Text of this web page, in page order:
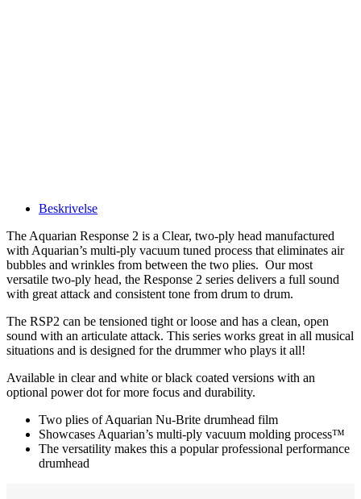
Beskrivelse
The Aquarian Response 2 is a Clear, two-ply head manufactured
with Aquarian’s multi-ply vacuum tuned process that eliminates air
bubbles and wrinkles from between the two plies. Our most
versatile two-ply head, the Response 2 series delivers a full sound
with great attack and consistent tone from drum to drum.
The RSP2 can be tensioned tight or loose and has a clean, open
sound with an articulate attack. This series works great in all musical
situations and is designed for the drummer who plays it all!
Available in clear and white or black coated versions with an
optional power dot for more focus and durability.
Two plies of Aquarian Nu-Brite drumhead film
Showcases Aquarian’s multi-ply vacuum molding process™
The versatility makes this a popular professional performance
drumhead